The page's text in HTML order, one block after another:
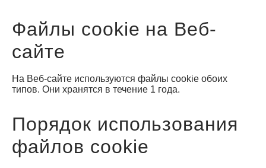
Файлы cookie на Веб-
сайте
На Веб-сайте используются файлы cookie обоих
типов. Они хранятся в течение 1 года.
Порядок использования
файлов cookie